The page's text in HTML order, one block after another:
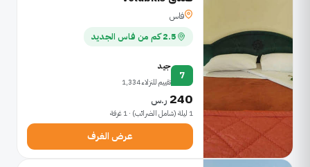
فاس
2.5 كم من فاس الجديد
7
جيد
تقييم للنزلاء 1,334
240 ر.س
1 ليلة (شامل الضرائب) · 1 غرفة
عرض الغرف